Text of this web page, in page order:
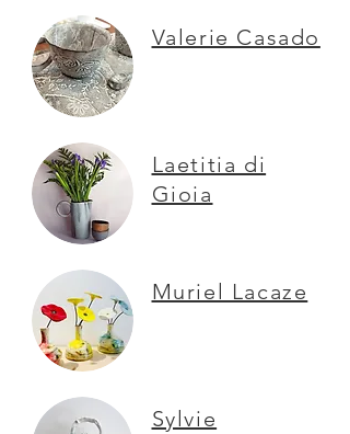
Valerie Casado
Laetitia di
Gioia
Muriel Lacaze
Sylvie